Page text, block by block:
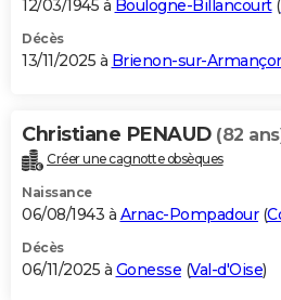
12/03/1945 à Boulogne-Billancourt(
Décès
13/11/2025 à Brienon-sur-
Christiane PENAUD (82
Créer une cagnotte obsèques
Naissance
06/08/1943 à Arnac-Pompadour(
Décès
06/11/2025 à Gonesse (Val-d'Oise)